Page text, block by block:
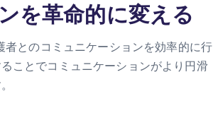
を革命的に変える
とのコミュニケーションを効率的に行
ことでコミュニケーションがより円滑